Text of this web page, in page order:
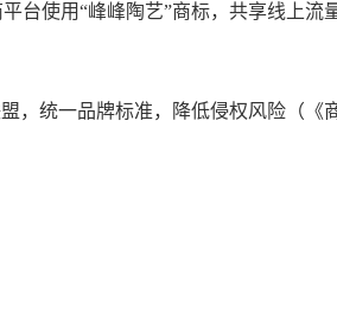
台使用“峰峰陶艺”商标，共享线上流
，统一品牌标准，降低侵权风险（《